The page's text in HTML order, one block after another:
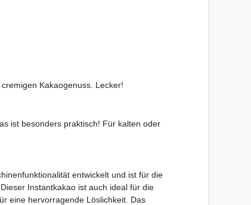
Kakaogenuss. Lecker!
ist besonders praktisch! Für kalten oder
entwickelt und ist für die
Instantkakao ist auch ideal für die
eine hervorragende Löslichkeit. Das